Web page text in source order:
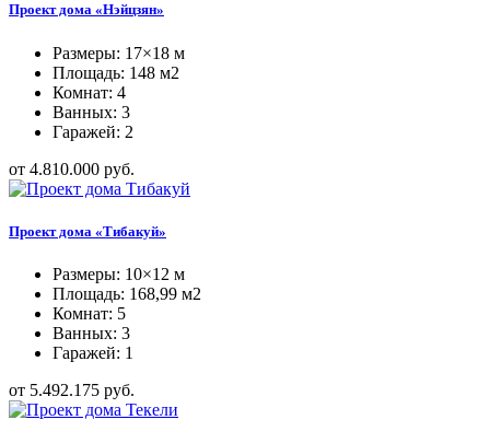
Проект дома «Нэйцзян»
Размеры: 17×18 м
Площадь: 148 м2
Комнат: 4
Ванных: 3
Гаражей: 2
от 4.810.000 руб.
Проект дома «Тибакуй»
Размеры: 10×12 м
Площадь: 168,99 м2
Комнат: 5
Ванных: 3
Гаражей: 1
от 5.492.175 руб.